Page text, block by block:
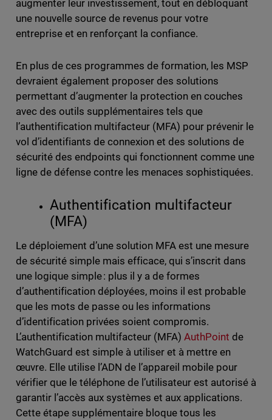
augmenter leur investissement, tout en débloquant
une nouvelle source de revenus pour votre
entreprise et en renforçant la confiance.
En plus de ces programmes de formation, les MSP
devraient également proposer des solutions
permettant d’augmenter la protection en couches
avec des outils supplémentaires tels que
l’authentification multifacteur (MFA) pour prévenir le
vol d’identifiants de connexion et des solutions de
sécurité des endpoints qui fonctionnent comme une
ligne de défense contre les menaces sophistiquées.
Authentification multifacteur
(MFA)
Le déploiement d’une solution MFA est une mesure
de sécurité simple mais efficace, qui s’inscrit dans
une logique simple : plus il y a de formes
d’authentification déployées, moins il est probable
que les mots de passe ou les informations
d’identification privées soient compromis.
L’authentification multifacteur (MFA)AuthPoint de
WatchGuard est simple à utiliser et à mettre en
œuvre. Elle utilise l’ADN de l’appareil mobile pour
vérifier que le téléphone de l’utilisateur est autorisé à
garantir l’accès aux systèmes et aux applications.
Cette étape supplémentaire bloque tous les